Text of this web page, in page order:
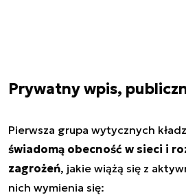
Prywatny wpis,
Pierwsza grupa wytycznych
świadomą obecność w sieci i
zagrożeń, jakie wiążą się z
nich wymienia się: